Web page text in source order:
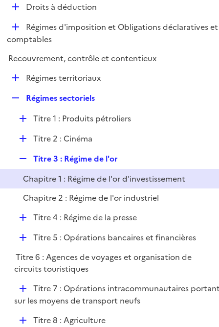
r
e
r
D
l
e
Droits à déduction
D
é
l
Régimes d'imposition et Obligations déclaratives et
comptables
Recouvrement, contrôle et contentieux
D
l
i
e
Régimes territoriaux
p
l
i
e
r
Régimes sectoriels
D
e
r
Titre 1 : Produits pétroliers
D
l
i
e
Titre 2 : Cinéma
e
p
l
Titre 3 : Régime de l'or
Chapitre 1 : Régime de l'or d'investissement
Chapitre 2 : Régime de l'or industriel
D
i
e
Titre 4 : Régime de la presse
D
p
l
e
r
Titre 5 : Opérations bancaires et financières
Titre 6 : Agences de voyages et organisation de
circuits touristiques
D
é
Titre 7 : Opérations intracommunautaires
sur les moyens de transport neufs
DTitre 8 : Agriculture